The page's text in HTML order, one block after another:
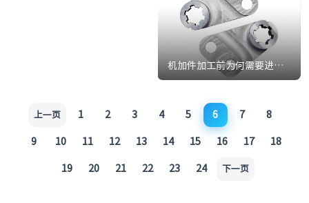
机加件加工前为何需要进行
毛坯预处理？
上一页 1 2 3 4 5 6 7 8
9 10 11 12 13 14 15 16 17 18
19 20 21 22 23 24 下一页